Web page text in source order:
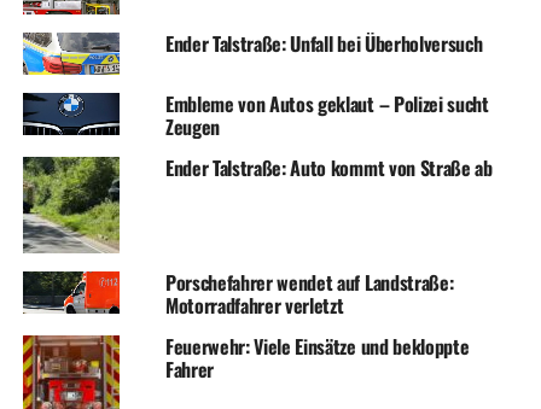
Ender Talstraße: Unfall bei Überholversuch
Embleme von Autos geklaut – Polizei sucht
Zeugen
Ender Talstraße: Auto kommt von Straße ab
Porschefahrer wendet auf Landstraße:
Motorradfahrer verletzt
Feuerwehr: Viele Einsätze und bekloppte
Fahrer